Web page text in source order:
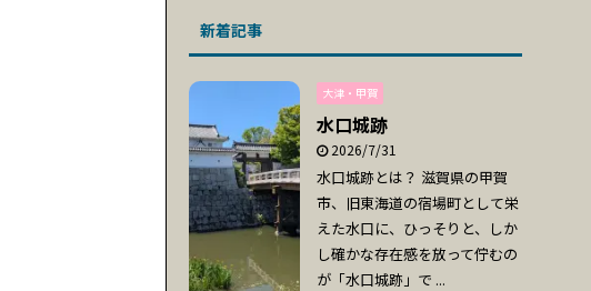
新着記事
大津・甲賀
水口城跡
2026/7/31
水口城跡とは？ 滋賀県の甲賀
市、旧東海道の宿場町として栄
えた水口に、ひっそりと、しか
し確かな存在感を放って佇むの
が「水口城跡」で ...